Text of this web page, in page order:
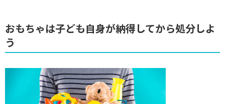
おもちゃは子ども自身が納得してから処分しよ
う